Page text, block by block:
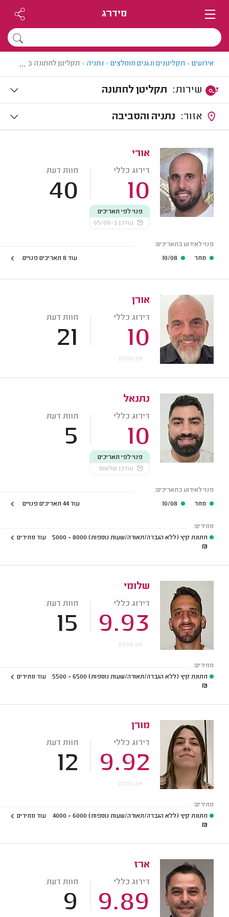
מידרג
אירועים> תקליטנים ונגנים מומלצים> נתניה > תקליטן לחתונה בנתניה
...
תקליטן לחתונה
נתניה והסביבה
אורי
דירוג כללי
10
חוות דעת
40
פנוי לפי תאריכים
עודכן ב-05/08
פנוי לאירוע בתאריכים:
מחר
עוד 8 תאריכים פנויים
אורן
דירוג כללי
10
חוות דעת
21
אין עדכון
נתנאל
דירוג כללי
10
חוות דעת
5
פנוי לפי תאריכים
עודכן שלשום
פנוי לאירוע בתאריכים:
מחר
עוד 44 תאריכים פנויים
מחירים:
חתונת קיץ (ללא הגברה/תאורה/שעות נוספות) 8000 - 5000
₪
עוד מחירים
שלומי
דירוג כללי
9.93
חוות דעת
15
אין עדכון
מחירים:
חתונת קיץ (ללא הגברה/תאורה/שעות נוספות) 6500 - 5500
₪
עוד מחירים
מורן
דירוג כללי
9.92
חוות דעת
12
אין עדכון
מחירים:
חתונת קיץ (ללא הגברה/תאורה/שעות נוספות) 6000 - 4000
₪
עוד מחירים
ארז
דירוג כללי
9.89
חוות דעת
9